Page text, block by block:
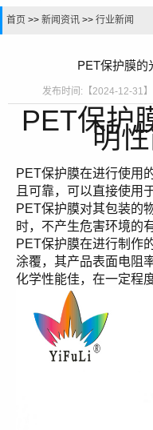
首页 >> 新闻资讯 >> 行业新闻
PET保护膜
发布时间:【2024-12-31
PET保护
明
PET保护膜在进行使用
且可靠，可以直接使用
PET保护膜对其包装的
时，不产生危害环境的
PET保护膜在进行制作
涂覆，其产品表面电阻
化学性能佳，在一定程